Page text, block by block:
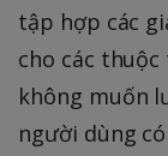
tập hợp các
cho các
không muốn
người dùng